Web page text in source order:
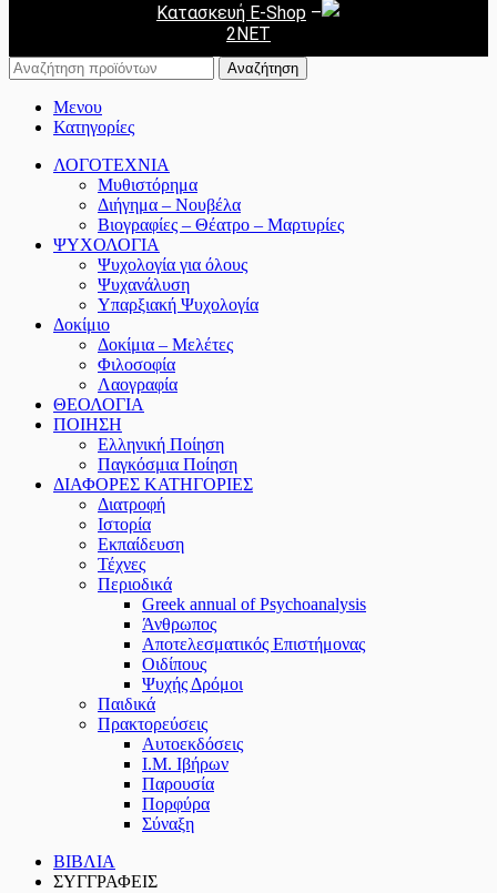
Κατασκευή E-Shop –
2NET
Αναζήτηση
Μενου
Κατηγορίες
ΛΟΓΟΤΕΧΝΙΑ
Μυθιστόρημα
Διήγημα – Νουβέλα
Βιογραφίες – Θέατρο – Μαρτυρίες
ΨΥΧΟΛΟΓΙΑ
Ψυχολογία για όλους
Ψυχανάλυση
Υπαρξιακή Ψυχολογία
Δοκίμιο
Δοκίμια – Μελέτες
Φιλοσοφία
Λαογραφία
ΘΕΟΛΟΓΙΑ
ΠΟΙΗΣΗ
Ελληνική Ποίηση
Παγκόσμια Ποίηση
ΔΙΑΦΟΡΕΣ ΚΑΤΗΓΟΡΙΕΣ
Διατροφή
Ιστορία
Εκπαίδευση
Τέχνες
Περιοδικά
Greek annual of Psychoanalysis
Άνθρωπος
Αποτελεσματικός Επιστήμονας
Οιδίπους
Ψυχής Δρόμοι
Παιδικά
Πρακτoρεύσεις
Αυτοεκδόσεις
Ι.Μ. Ιβήρων
Παρουσία
Πορφύρα
Σύναξη
ΒΙΒΛΙΑ
ΣΥΓΓΡΑΦΕΙΣ